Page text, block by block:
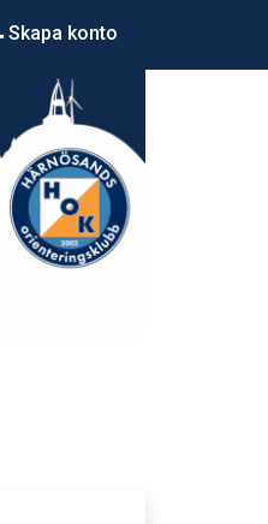
Skapa konto